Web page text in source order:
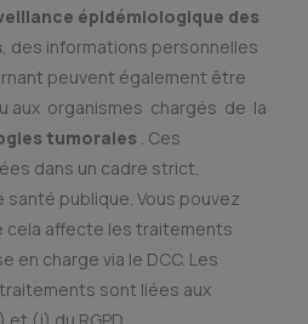
épidémiologique des
, des informations personnelles
peuvent également être
aux organismes chargés de la
tumorales . Ces
dans un cadre strict,
publique. Vous pouvez
cela affecte les traitements
en charge via le DCC. Les
sont liées aux
(j) du RGPD.